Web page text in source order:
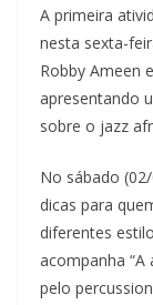
A primeira
nesta sexta-
Robby Ameen
apresentando
sobre o jazz
No sábado
dicas para
diferentes
acompanha “A
pelo